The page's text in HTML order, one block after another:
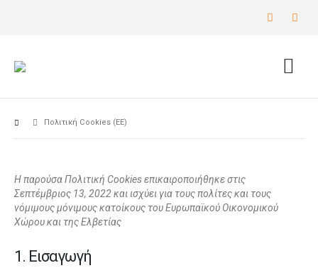
Πολιτική Cookies (ΕΕ)
Η παρούσα Πολιτική Cookies επικαιροποιήθηκε στις
Σεπτέμβριος 13, 2022 και ισχύει για τους πολίτες και τους
νόμιμους μόνιμους κατοίκους του Ευρωπαϊκού Οικονομικού
Χώρου και της Ελβετίας
1. Εισαγωγή